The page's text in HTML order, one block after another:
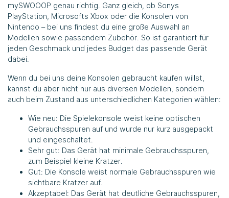
mySWOOOP genau richtig. Ganz gleich, ob Sonys
PlayStation, Microsofts Xbox oder die Konsolen von
Nintendo – bei uns findest du eine große Auswahl an
Modellen sowie passendem Zubehör. So ist garantiert für
jeden Geschmack und jedes Budget das passende Gerät
dabei.
Wenn du bei uns deine Konsolen gebraucht kaufen willst,
kannst du aber nicht nur aus diversen Modellen, sondern
auch beim Zustand aus unterschiedlichen Kategorien wählen:
Wie neu: Die Spielekonsole weist keine optischen
Gebrauchsspuren auf und wurde nur kurz ausgepackt
und eingeschaltet.
Sehr gut: Das Gerät hat minimale Gebrauchsspuren,
zum Beispiel kleine Kratzer.
Gut: Die Konsole weist normale Gebrauchsspuren wie
sichtbare Kratzer auf.
Akzeptabel: Das Gerät hat deutliche Gebrauchsspuren,